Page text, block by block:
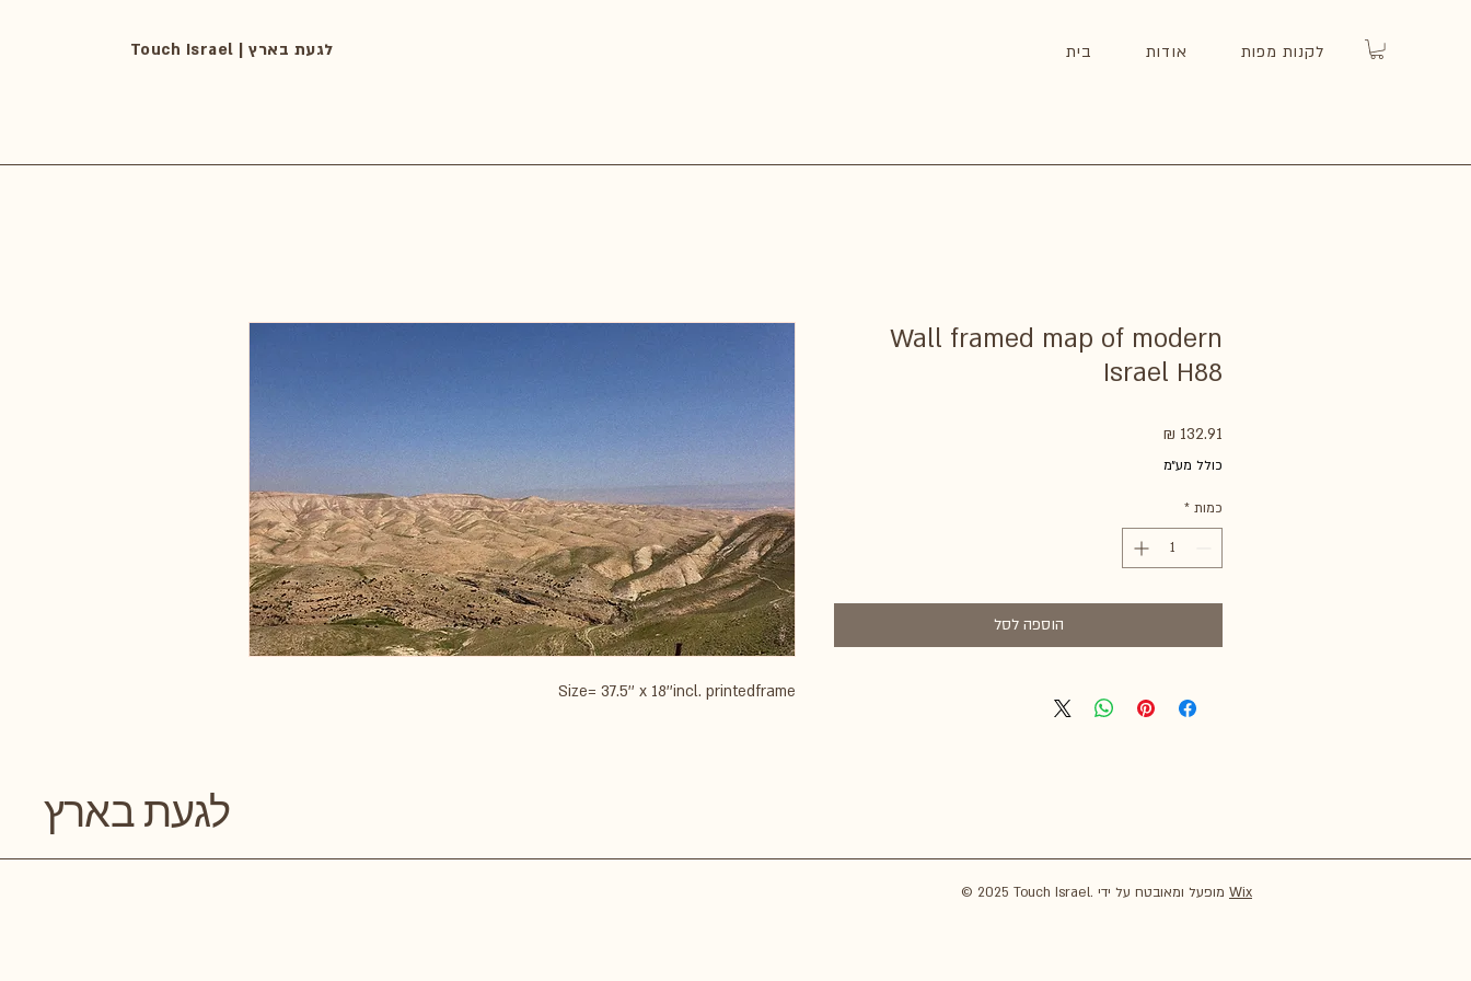
Touch Israel | לגעת בארץ בית אודות לקנות מפות
Size= 37.5'' x 18''incl. printedframe
Wall framed map of modern
Israel H88
כולל מע״מ
כמות *
הוספה לסל
לגעת בארץ
Wix